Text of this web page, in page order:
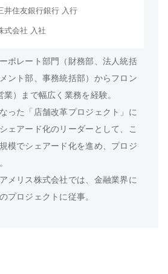
井住友銀行銀行 入行
式会社 入社
ポレート部門（財務部、法人統括
ント部、事務統括部）からフロン
業）まで幅広く業務を経験。
った「店舗改革プロジェクト」に
ェアード化のリーダーとして、こ
模でシェアード化を進め、プロジ
メリス株式会社では、金融業界に
プロジェクトに従事。